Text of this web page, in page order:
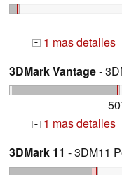
+ 1 mas detalles
3DMark Vantage-
+ 1 mas detalles
3DMark 11 - 3DM11